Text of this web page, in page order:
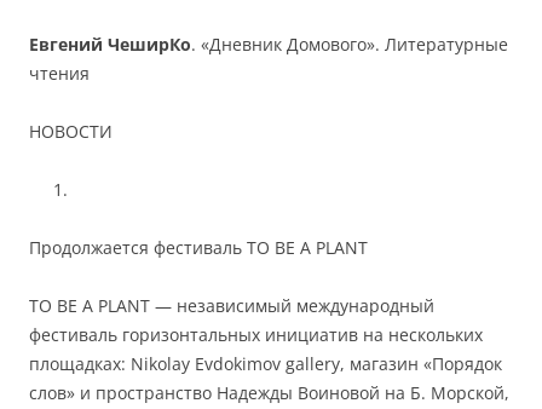
Евгений ЧеширКо. «Дневник Домового». Литературные
чтения
НОВОСТИ
Продолжается фестиваль TO BE A PLANT
ТO BE A PLANT — независимый международный
фестиваль горизонтальных инициатив на нескольких
площадках: Nikolay Evdokimov gallery, магазин «Порядок
слов» и пространство Надежды Воиновой на Б. Морской,